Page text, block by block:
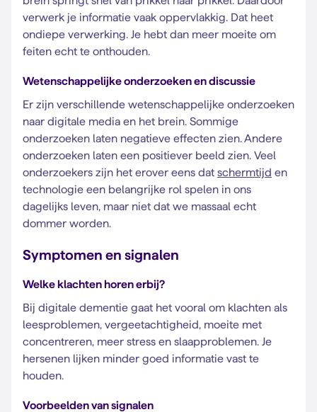
verwerk je informatie vaak oppervlakkig. Dat heet
ondiepe verwerking. Je hebt dan meer moeite om
feiten echt te onthouden.
Wetenschappelijke onderzoeken en discussie
Er zijn verschillende wetenschappelijke onderzoeken
naar digitale media en het brein. Sommige
onderzoeken laten negatieve effecten zien. Andere
onderzoeken laten een positiever beeld zien. Veel
onderzoekers zijn het erover eens dat schermtijd en
technologie een belangrijke rol spelen in ons
dagelijks leven, maar niet dat we massaal echt
dommer worden.
Symptomen en signalen
Welke klachten horen erbij?
Bij digitale dementie gaat het vooral om klachten als
leesproblemen, vergeetachtigheid, moeite met
concentreren, meer stress en slaapproblemen. Je
hersenen lijken minder goed informatie vast te
houden.
Voorbeelden van signalen